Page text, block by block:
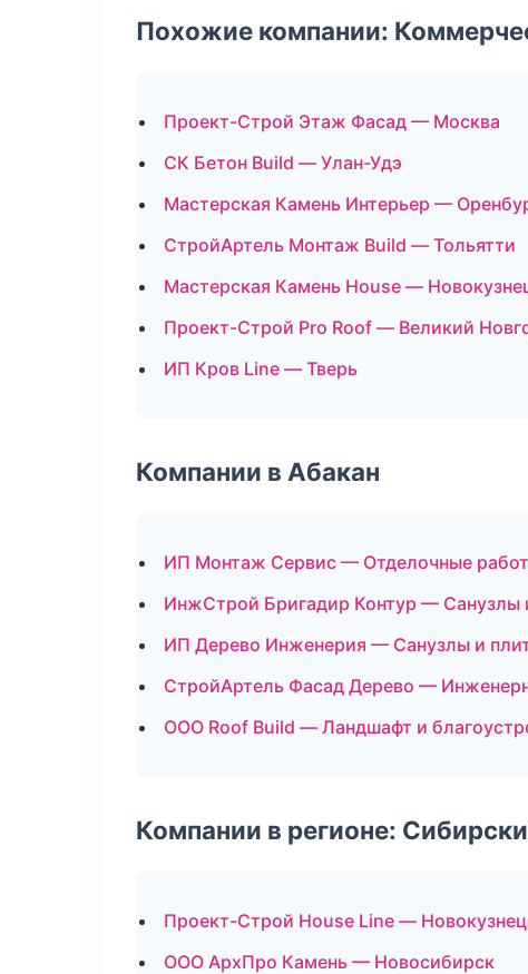
Похожие компании:
Проект-Строй Этаж Фасад — Москва
СК Бетон Build — Улан-Удэ
Мастерская Камень Интерьер —
СтройАртель Монтаж Build — Тольятти
Мастерская Камень House —
Проект-Строй Pro Roof — Великий
ИП Кров Line — Тверь
Компании в Абакан
ИП Монтаж Сервис — Отделочные
ИнжСтрой Бригадир Контур — Санузлы
ИП Дерево Инженерия — Санузлы и
СтройАртель Фасад Дерево —
ООО Roof Build — Ландшафт и
Компании в регионе:
Проект-Строй House Line —
ООО АрхПро Камень — Новосибирск